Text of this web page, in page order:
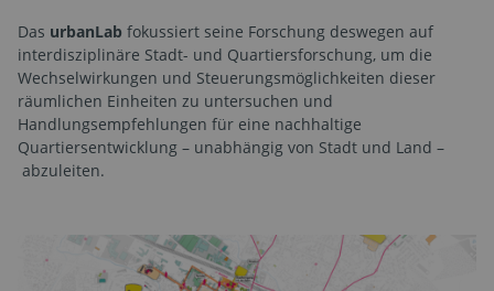
Das urbanLab fokussiert seine Forschung deswegen auf
interdisziplinäre Stadt- und Quartiersforschung, um die
Wechselwirkungen und Steuerungsmöglichkeiten dieser
räumlichen Einheiten zu untersuchen und
Handlungsempfehlungen für eine nachhaltige
Quartiersentwicklung – unabhängig von Stadt und Land –
abzuleiten.